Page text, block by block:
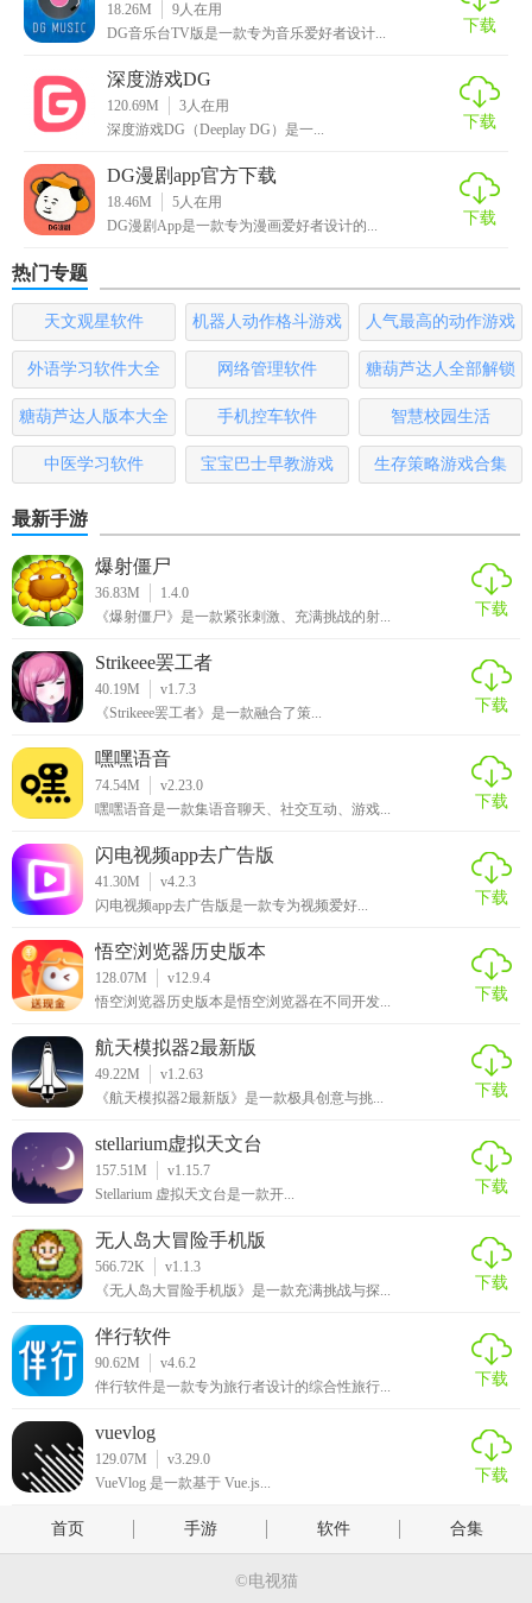
【DG音乐台点评】
DG音乐台以其丰富的音乐资源、个性化的推荐系统以及便捷
的交互设计，成为了众多音乐爱好者的首选。它不仅是一个
音乐播放器，更是一个分享、交流音乐的社交平台。无论是
寻找心灵慰藉的深夜旋律，还是运动时激发潜能的节奏，DG
音乐台都能提供恰到好处的音乐陪伴。对于追求高品质音乐
体验的用户而言，DG音乐台无疑是一个不可多得的好选择。
18.26M 9人在用
DG音乐台TV版是一款专为音乐爱好者设计...
下载
深度游戏DG
120.69M 3人在用
深度游戏DG（Deeplay DG）是一...
下载
DG漫剧app官方下载
18.46M 5人在用
DG漫剧App是一款专为漫画爱好者设计的...
下载
热门专题
天文观星软件
机器人动作格斗游戏
大全
人气最高的动作游戏
排行榜
外语学习软件大全 网络管理软件
糖葫芦达人全部解锁
版
糖葫芦达人版本大全 手机控车软件 智慧校园生活
中医学习软件 宝宝巴士早教游戏 生存策略游戏合集
最新手游
爆射僵尸
36.83M
1.4.0
《爆射僵尸》是一款紧张刺激、充满挑战的射...
下载
Strikeee罢工者
40.19M
v1.7.3
《Strikeee罢工者》是一款融合了策...
下载
嘿嘿语音
74.54M
v2.23.0
嘿嘿语音是一款集语音聊天、社交互动、游戏...
下载
闪电视频app去广告版
41.30M
v4.2.3
闪电视频app去广告版是一款专为视频爱好...
下载
悟空浏览器历史版本
128.07M
v12.9.4
悟空浏览器历史版本是悟空浏览器在不同开发...
下载
航天模拟器2最新版
49.22M
v1.2.63
《航天模拟器2最新版》是一款极具创意与挑...
下载
stellarium虚拟天文台
157.51M
v1.15.7
Stellarium 虚拟天文台是一款开...
下载
无人岛大冒险手机版
566.72K
v1.1.3
《无人岛大冒险手机版》是一款充满挑战与探...
下载
伴行软件
90.62M
v4.6.2
伴行软件是一款专为旅行者设计的综合性旅行...
下载
vuevlog
129.07M
v3.29.0
VueVlog 是一款基于 Vue.js...
下载
首页 手游 软件 合集
©电视猫